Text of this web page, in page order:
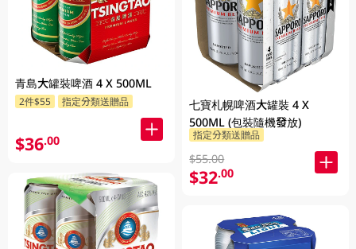
青島大罐裝啤酒 4 X 500ML
2件$55 指定分類送贈品
$36.00
七寶札幌啤酒大罐裝 4 X
500ML (包裝隨機發放)
指定分類送贈品
$55.00
$32.00